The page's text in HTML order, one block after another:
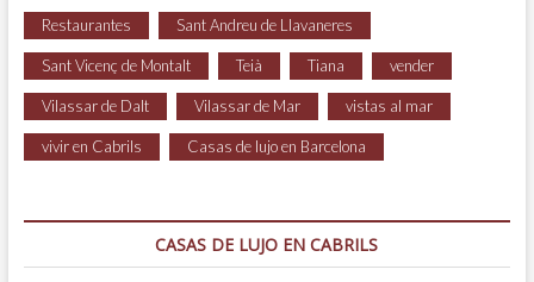
Restaurantes Sant Andreu de Llavaneres
Sant Vicenç de Montalt Teià Tiana vender
Vilassar de Dalt Vilassar de Mar vistas al mar
vivir en Cabrils Casas de lujo en Barcelona
CASAS DE LUJO EN CABRILS